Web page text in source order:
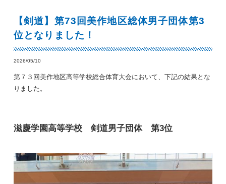
【剣道】第73回美作地区総体男子団体第3
位となりました！
2026/05/10
第７３回美作地区高等学校総合体育大会において、下記の結果とな
りました。
滋慶学園高等学校 剣道男子団体 第3位